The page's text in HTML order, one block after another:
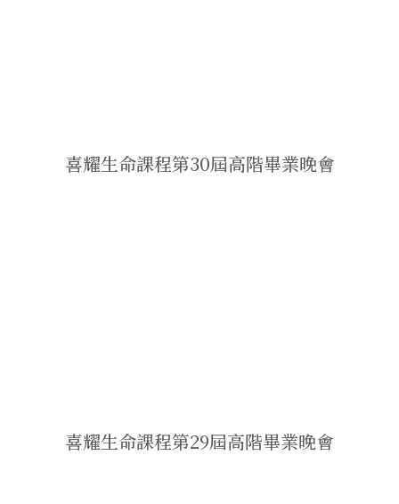
喜耀生命課程第30屆高階畢業晚會
喜耀生命課程第29屆高階畢業晚會